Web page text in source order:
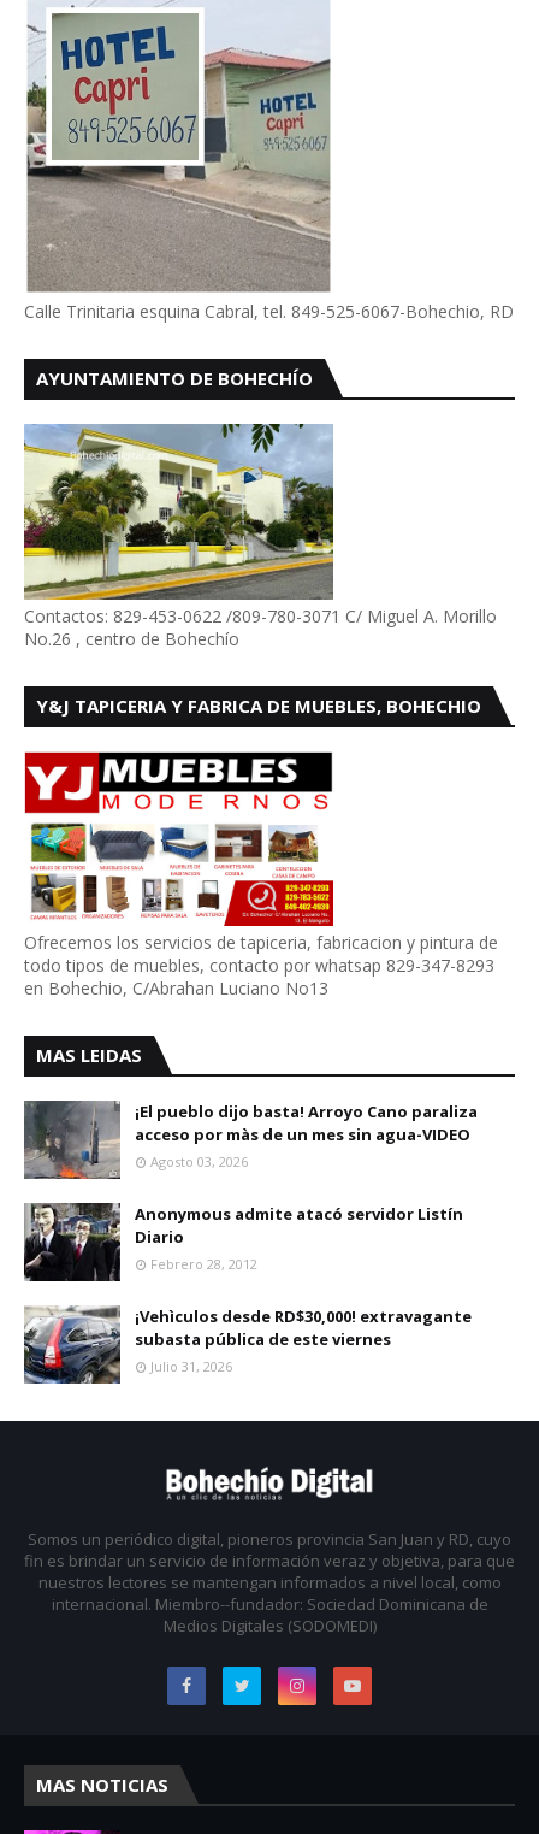
Calle Trinitaria esquina Cabral, tel. 849-525-6067-Bohechio, RD
AYUNTAMIENTO DE BOHECHÍO
Contactos: 829-453-0622 /809-780-3071 C/ Miguel A. Morillo
No.26 , centro de Bohechío
Y&J TAPICERIA Y FABRICA DE MUEBLES, BOHECHIO
Ofrecemos los servicios de tapiceria, fabricacion y pintura de
todo tipos de muebles, contacto por whatsap 829-347-8293
en Bohechio, C/Abrahan Luciano No13
MAS LEIDAS
¡El pueblo dijo basta! Arroyo Cano paraliza
acceso por màs de un mes sin agua-VIDEO
Agosto 03, 2026
Anonymous admite atacó servidor Listín
Diario
Febrero 28, 2012
¡Vehìculos desde RD$30,000! extravagante
subasta pública de este viernes
Julio 31, 2026
Somos un periódico digital, pioneros provincia San Juan y RD, cuyo
fin es brindar un servicio de información veraz y objetiva, para que
nuestros lectores se mantengan informados a nivel local, como
internacional. Miembro--fundador: Sociedad Dominicana de
Medios Digitales (SODOMEDI)
MAS NOTICIAS